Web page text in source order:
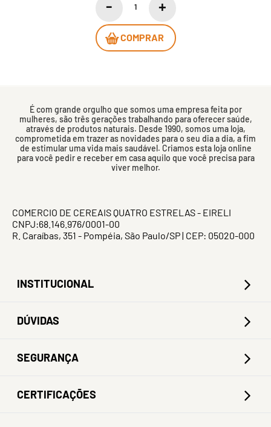
COMPRAR
É com grande orgulho que somos uma empresa feita por
mulheres, são três gerações trabalhando para oferecer saúde,
através de produtos naturais. Desde 1990, somos uma loja,
comprometida em trazer as novidades para o seu dia a dia, a fim
de estimular uma vida mais saudável. Criamos esta loja online
para você pedir e receber em casa aquilo que você precisa para
viver melhor.
COMERCIO DE CEREAIS QUATRO ESTRELAS - EIRELI
CNPJ:68.146.976/0001-00
R. Caraíbas, 351 - Pompéia, São Paulo/SP | CEP: 05020-000
INSTITUCIONAL
DÚVIDAS
SEGURANÇA
CERTIFICAÇÕES